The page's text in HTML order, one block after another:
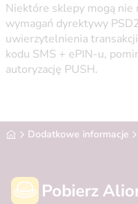
Niektóre sklepy mogą
wymagań dyrektywy
uwierzytelnienia
kodu SMS + ePIN-u,
autoryzację PUSH.
Alior BankDodatkowe informacje
Pobierz